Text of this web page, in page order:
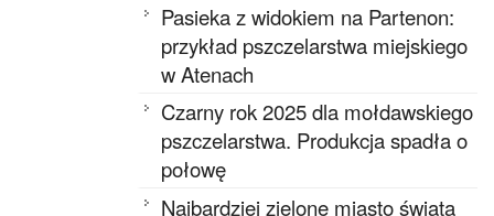
Pasieka z widokiem na Partenon:
przykład pszczelarstwa miejskiego
w Atenach
Czarny rok 2025 dla mołdawskiego
pszczelarstwa. Produkcja spadła o
połowę
Najbardziej zielone miasto świata